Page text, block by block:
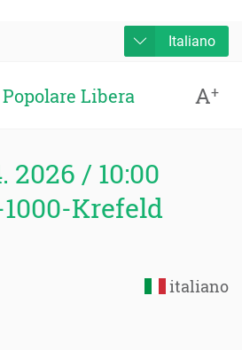
Italiano
Libera A+
2026 / 10:00
Krefeld
italiano